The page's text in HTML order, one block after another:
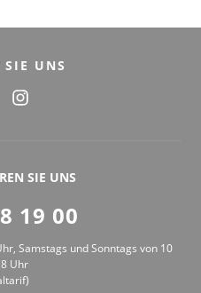
SIE UNS
SIE UNS
19 00
Samstags und Sonntags von 10
Uhr